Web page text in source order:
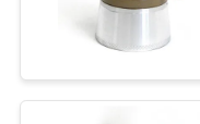
CONTACTEER
ONS